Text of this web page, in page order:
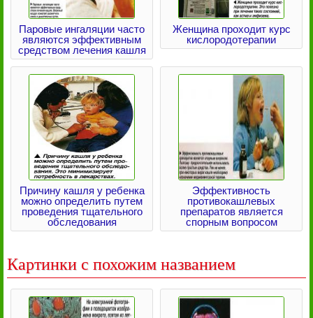
Паровые ингаляции часто
являются эффективным
средством лечения кашля
Женщина проходит курс
кислородотерапии
Причину кашля у ребенка
можно определить путем
проведения тщательного
обследования
Эффективность
противокашлевых
препаратов является
спорным вопросом
Картинки с похожим названием